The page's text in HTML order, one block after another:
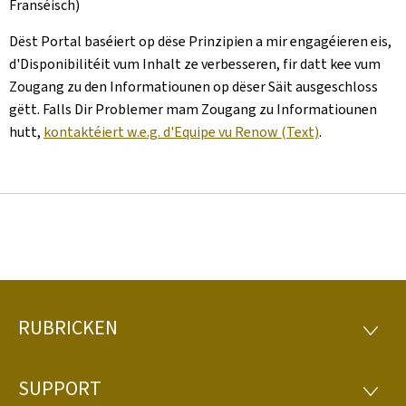
Franséisch)
Dëst Portal baséiert op dëse Prinzipien a mir engagéieren eis,
d'Disponibilitéit vum Inhalt ze verbesseren, fir datt kee vum
Zougang zu den Informatiounen op dëser Säit ausgeschloss
gëtt. Falls Dir Problemer mam Zougang zu Informatiounen
hutt, kontaktéiert w.e.g. d'Equipe vu Renow (Text).
Fousszeil
RUBRICKEN
SUPPORT